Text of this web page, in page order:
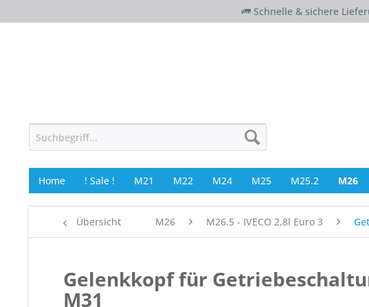
Schnelle & sichere
Home ! Sale ! M21 M22 M24 M25 M25.2 M26
Übersicht M26 M26.5 - IVECO 2,8l Euro 3
Gelenkkopf für
M31